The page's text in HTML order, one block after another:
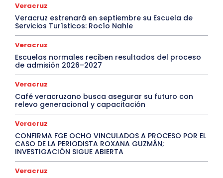
Veracruz
Veracruz estrenará en septiembre su Escuela de
Servicios Turísticos: Rocío Nahle
Veracruz
Escuelas normales reciben resultados del proceso
de admisión 2026–2027
Veracruz
Café veracruzano busca asegurar su futuro con
relevo generacional y capacitación
Veracruz
CONFIRMA FGE OCHO VINCULADOS A PROCESO POR EL
CASO DE LA PERIODISTA ROXANA GUZMÁN;
INVESTIGACIÓN SIGUE ABIERTA
Veracruz